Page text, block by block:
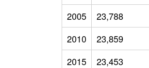
2005
23,788
2010
23,859
2015
23,453